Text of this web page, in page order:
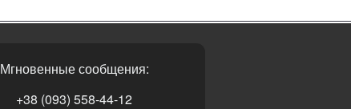
Мгновенные сообщения:
+38 (093) 558-44-12